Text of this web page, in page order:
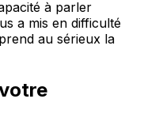
à parler
a mis en difficulté
au sérieux la